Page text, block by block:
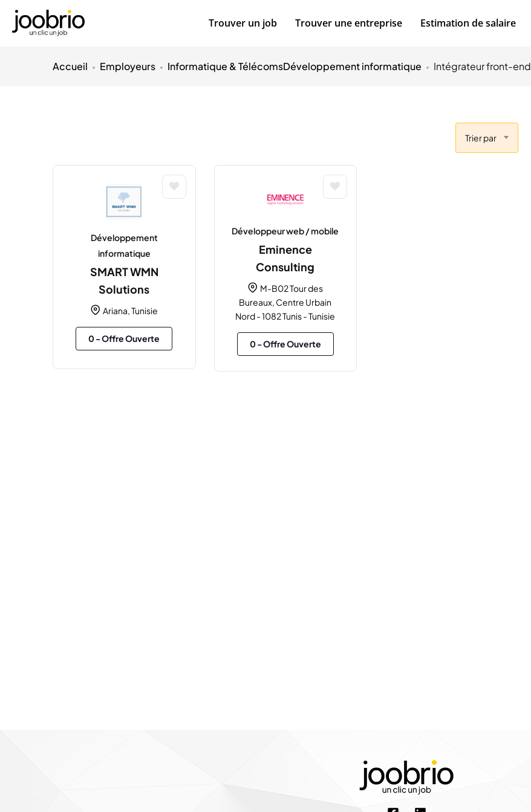
Trouver un job Trouver une entreprise Estimation de salaire
Accueil Employeurs Informatique & TélécomsDéveloppement informatique Intégrateur front-end
Trier par
Développement
informatique
SMART WMN
Solutions
Ariana, Tunisie
0- Offre Ouverte
Développeur web / mobile
Eminence
Consulting
M-B02 Tour des
Bureaux, Centre Urbain
Nord - 1082 Tunis - Tunisie
0- Offre Ouverte